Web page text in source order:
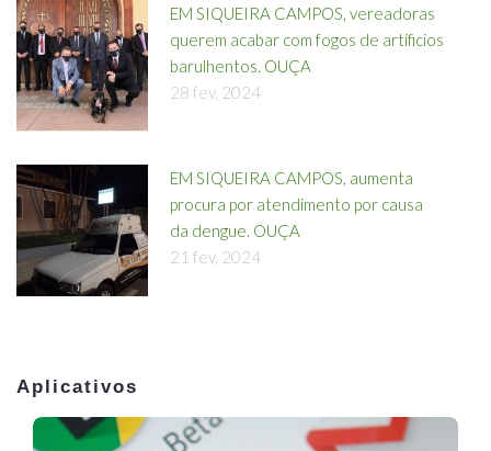
EM SIQUEIRA CAMPOS, vereadoras
querem acabar com fogos de artíficios
barulhentos. OUÇA
28 fev, 2024
EM SIQUEIRA CAMPOS, aumenta
procura por atendimento por causa
da dengue. OUÇA
21 fev, 2024
Aplicativos